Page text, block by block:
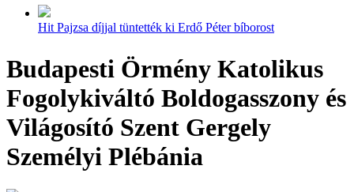
Hit Pajzsa díjjal tüntették ki Erdő Péter bíborost
Budapesti Örmény Katolikus
Fogolykiváltó Boldogasszony és
Világosító Szent Gergely
Személyi Plébánia